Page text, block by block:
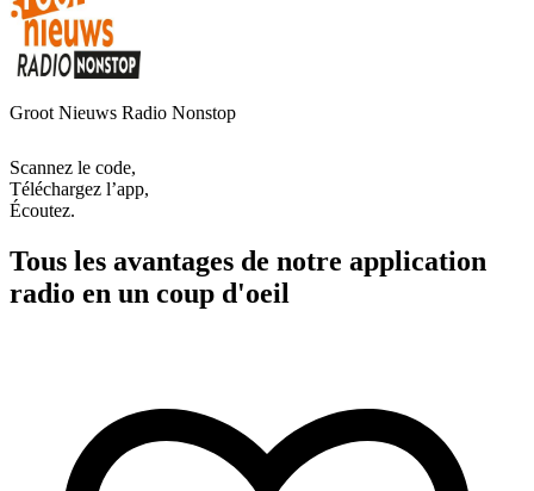
Groot Nieuws Radio Nonstop
Scannez le code,
Téléchargez l’app,
Écoutez.
Tous les avantages de notre application
radio en un coup d'oeil